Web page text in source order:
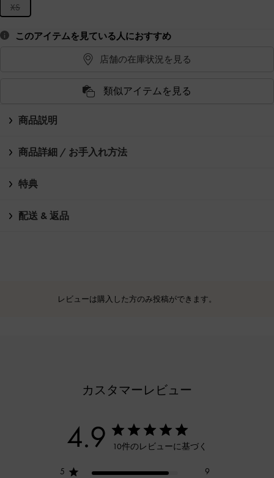
XS
このアイテムを見ている人におすすめ
店舗の在庫状況を見る
類似アイテムを見る
商品説明
商品詳細 / お手入れ方法
特典
配送 & 返品
レビューは購入した方のみ投稿ができます。
カスタマーレビュー
4.9 10件のレビューに基づく
5
9